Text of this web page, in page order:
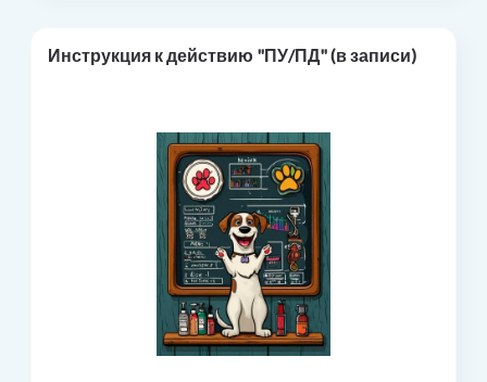
Инструкция к действию "ПУ/ПД" (в записи)